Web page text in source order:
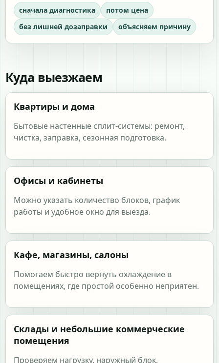
сначала диагностика
потом цена
без лишней дозаправки
объясняем причину
Куда выезжаем
Квартиры и дома
Бытовые настенные сплит-системы: ремонт,
чистка, заправка, сезонная подготовка.
Офисы и кабинеты
Можно указать количество блоков, график
работы и удобное окно для выезда.
Кафе, магазины, салоны
Помогаем быстро вернуть охлаждение в
помещениях, где простой особенно неприятен.
Склады и небольшие коммерческие
помещения
Проверяем нагрузку, наружный блок,